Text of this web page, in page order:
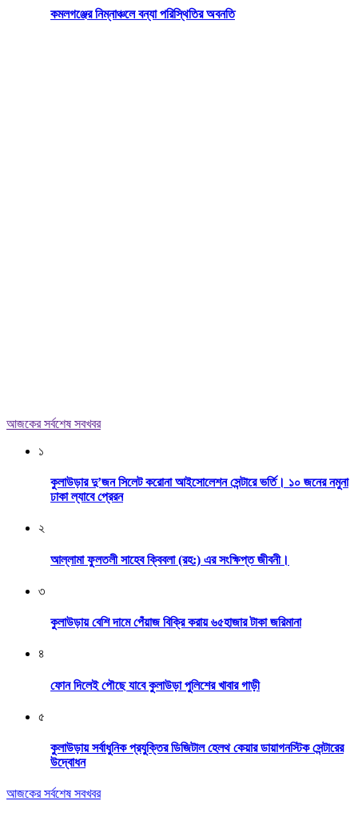
কমলগঞ্জের নিম্নাঞ্চলে বন্যা পরিস্থিতির অবনতি
আজকের সর্বশেষ সবখবর
১
কুলাউড়ার দু’জন সিলেট করোনা আইসোলেশন সেন্টারে ভর্তি। ১০ জনের নমুনা
ঢাকা ল্যাবে প্রেরন
২
আল্লামা ফুলতলী সাহেব ক্বিবলা (রহ:) এর সংক্ষিপ্ত জীবনী।
৩
কুলাউড়ায় বেশি দামে পেঁয়াজ বিক্রি করায় ৬৫হাজার টাকা জরিমানা
৪
ফোন দিলেই পৌছে যাবে কুলাউড়া পুলিশের খাবার গাড়ী
৫
কুলাউড়ায় সর্বাধুনিক প্রযুক্তির ডিজিটাল হেলথ কেয়ার ডায়াগনস্টিক সেন্টারের
উদ্বোধন
আজকের সর্বশেষ সবখবর